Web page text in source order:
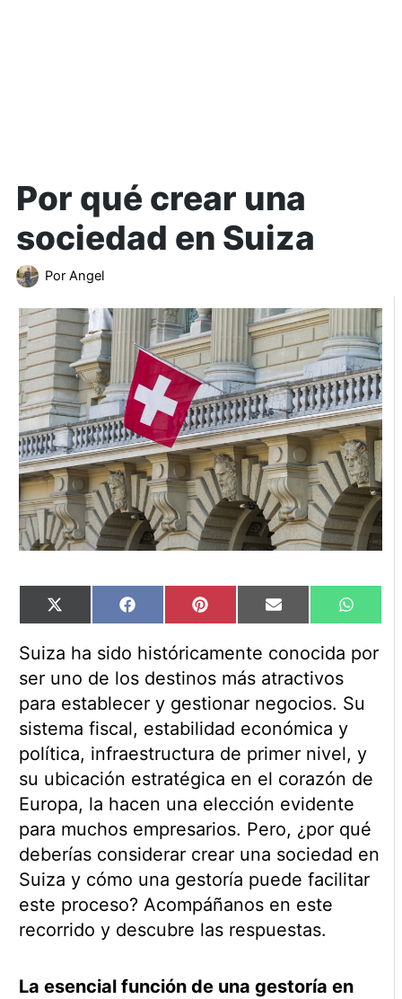
Por qué crear una
sociedad en Suiza
Por Angel
Compartir
en
X
(Twitter)
Compartir
en
Facebook Compartir
en
Pinterest Compartir
en
Email
en
Suiza ha sido históricamente conocida por
ser uno de los destinos más atractivos
para establecer y gestionar negocios. Su
sistema fiscal, estabilidad económica y
política, infraestructura de primer nivel, y
su ubicación estratégica en el corazón de
Europa, la hacen una elección evidente
para muchos empresarios. Pero, ¿por qué
deberías considerar crear una sociedad en
Suiza y cómo una gestoría puede facilitar
este proceso? Acompáñanos en este
recorrido y descubre las respuestas.
La esencial función de una gestoría en